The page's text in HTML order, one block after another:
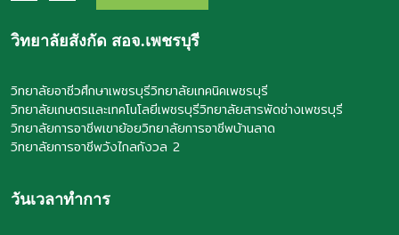
วิทยาลัยสังกัด สอจ.เพชรบุรี
วิทยาลัยอาชีวศึกษาเพชรบุรีวิทยาลัยเทคนิคเพชรบุรี
วิทยาลัยเกษตรและเทคโนโลยีเพชรบุรีวิทยาลัยสารพัดช่างเพชรบุรี
วิทยาลัยการอาชีพเขาย้อยวิทยาลัยการอาชีพบ้านลาด
วิทยาลัยการอาชีพวังไกลกังวล 2
วันเวลาทำการ